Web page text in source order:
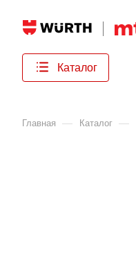
Каталог
Главная
— Каталог —